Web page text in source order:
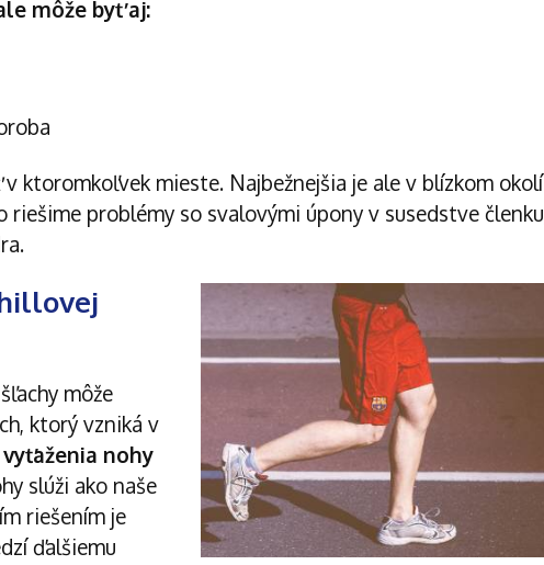
môže byť aj:
ktoromkoľvek mieste. Najbežnejšia je ale v blízkom okolí
riešime problémy so svalovými úpony v susedstve členku,
môže
ktorý vzniká v
nohy
slúži ako naše
riešením je
ďalšiemu